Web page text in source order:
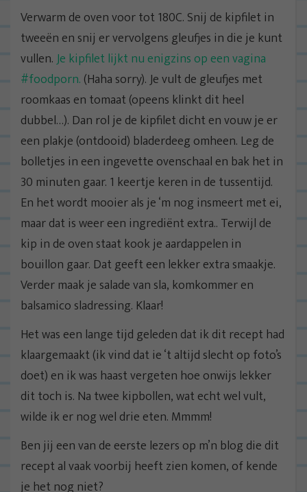
Verwarm de oven voor tot 180C. Snij de kipfilet in
tweeën en snij er vervolgens gleufjes in die je kunt
vullen.Je kipfilet lijkt nu enigzins op een vagina
#foodporn. (Haha sorry). Je vult de gleufjes met
roomkaas en tomaat (opeens klinkt dit heel
dubbel…). Dan rol je de kipfilet dicht en vouw je er
een plakje (ontdooid) bladerdeeg omheen. Leg de
bolletjes in een ingevette ovenschaal en bak het in
30 minuten gaar. 1 keertje keren in de tussentijd.
En het wordt mooier als je ‘m nog insmeert met ei,
maar dat is weer een ingrediënt extra.. Terwijl de
kip in de oven staat kook je aardappelen in
bouillon gaar. Dat geeft een lekker extra smaakje.
Verder maak je salade van sla, komkommer en
balsamico sladressing. Klaar!
Het was een lange tijd geleden dat ik dit recept had
klaargemaakt (ik vind dat ie ‘t altijd slecht op foto’s
doet) en ik was haast vergeten hoe onwijs lekker
dit toch is. Na twee kipbollen, wat echt wel vult,
wilde ik er nog wel drie eten. Mmmm!
Ben jij een van de eerste lezers op m’n blog die dit
recept al vaak voorbij heeft zien komen, of kende
je het nog niet?